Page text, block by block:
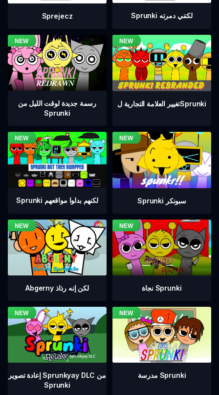
Sprejecz Sprunki لكنني دمرته
رسمة جديدة لوقت الليل من
Sprunki
تغيير العلامة التجارية لSprunki
Sprunki لكنهم بدلوا مواقعهم Sprunki سبونكر
Abgerny لكن إنه رذاذ نجاة Sprunki
إعادة تصوير Sprunkyay DLC من
Sprunki
مدرسة Sprunki